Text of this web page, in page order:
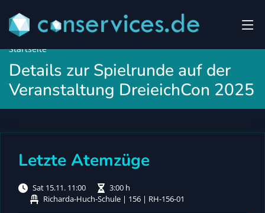
Startseite
Details zur Spielrunde auf der
Veranstaltung DreieichCon 2025
Letzte Atemzüge
Sat 15.11. 11:00
3:00 h
Richarda-Huch-Schule | 156 | RH-156-01